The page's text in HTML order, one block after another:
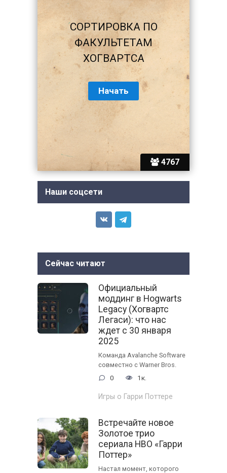
4767
СОРТИРОВКА ПО
ФАКУЛЬТЕТАМ
ХОГВАРТСА
Наши соцсети
Сейчас читают
Официальный
моддинг в Hogwarts
Legacy (Хогвартс
Легаси): что нас
ждет с 30 января
2025
Команда Avalanche Software
совместно с Warner Bros.
0 1к.
Игры о Гарри Поттере
Встречайте новое
Золотое трио
сериала HBO «Гарри
Поттер»
Настал момент, которого